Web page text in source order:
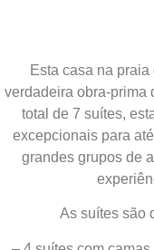
Esta casa na
verdadeira obra-prima
total de 7 suítes,
excepcionais para
grandes grupos de
As suítes são